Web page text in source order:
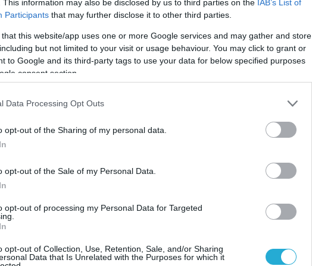
This information may also be disclosed by us to third parties on the IAB’s List of
Participants that may further disclose it to other third parties.
that this website/app uses one or more Google services and may gather and store
but not limited to your visit or usage behaviour. You may click to grant or
to Google and its third-party tags to use your data for below specified purposes
consent section.
Data Processing Opt Outs
opt-out of the Sharing of my personal data.
opt-out of the Sale of my Personal Data.
opt-out of processing my Personal Data for Targeted
opt-out of Collection, Use, Retention, Sale, and/or Sharing
Data that Is Unrelated with the Purposes for which it
και πολλά άλλα που έχουν έρθει στο
καταδεικνύουν την αγριότητα που έχει η